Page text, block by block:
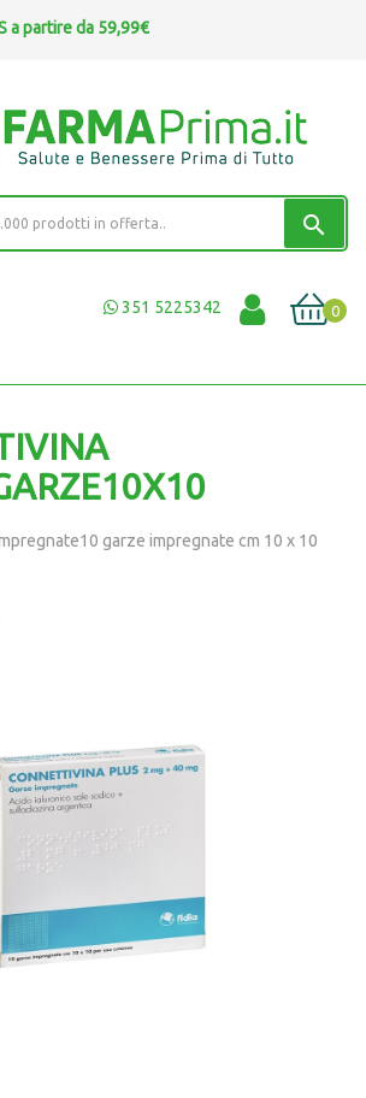
a partire da 59,99€
search
0
351 5225342
garze impregnate cm 10 x 10